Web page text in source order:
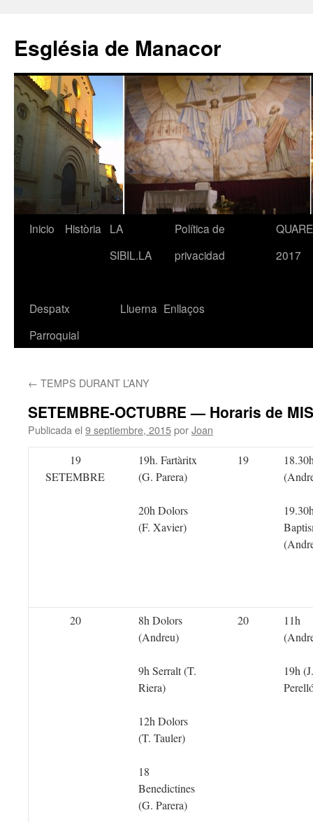
contenido
Església de Manacor
Inicio Història
LA
SIBIL.LA
Política de
privacidad
2017
Despatx
Parroquial
Lluerna Enllaços
← TEMPS DURANT L’ANY
SETEMBRE-OCTUBRE — Horaris de
Publicada el 9 septiembre, 2015porJoan
19
SETEMBRE
19h. Fartàritx
(G. Parera)
20h Dolors
(F. Xavier)
19
20
8h Dolors
(Andreu)
9h Serralt (T.
Riera)
12h Dolors
(T. Tauler)
18
Benedictines
(G. Parera)
20
11h
19h (J.